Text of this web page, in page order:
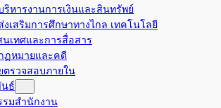
ริหารงานการเงินและสินทรัพย์
งเสริมการศึกษาทางไกล เทคโนโลยี
นเทศและการสื่อสาร
ฏหมายและคดี
ตรวจสอบภายใน
ธ์
รมสำนักงาน